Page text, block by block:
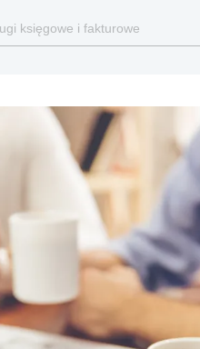
księgowe i fakturowe